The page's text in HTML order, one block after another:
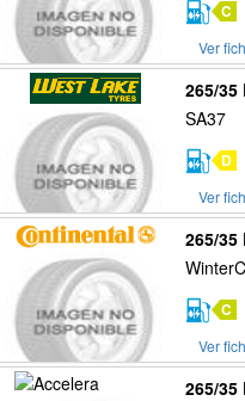
C
Ver
265/35
SA37
D
Ver
265/35
C
Ver
265/35